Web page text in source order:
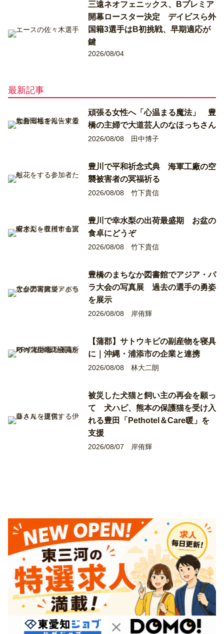
三遠ネオフェニックス、Bプレミア
開幕ロースター決定 デイビスら外
国籍3選手はB初挑戦、早期適応が
鍵
2026/08/04
最新記事
頑張る女性へ「心温まる魔法」 豊
橋の主婦で大道芸人のなほっちさん
2026/08/08 田中博子
豊川で平和祈念式典 海軍工廠の空
襲被害者の冥福祈る
2026/08/08 竹下貴信
豊川で幸水梨の出荷最盛期 お盆の
食卓にどうぞ
2026/08/08 竹下貴信
豊橋のまちなか図書館でアジア・パ
ラ大会の写真展 過去の選手の勇姿
を展示
2026/08/08 岸侑輝
【蒲郡】サトウキビの副産物を寝具
に｜沖縄・浦添市の企業と連携
2026/08/08 林大二朗
被災した犬猫と飼い主の再会を願っ
て 犬ハピ、熊本の保護猫を受け入
れる豊田「Pethotel＆Care暖」を
支援
2026/08/07 岸侑輝